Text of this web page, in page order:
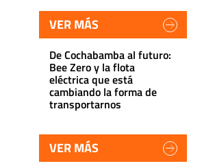
VER MÁS
De Cochabamba al futuro:
Bee Zero y la flota
eléctrica que está
cambiando la forma de
transportarnos
VER MÁS